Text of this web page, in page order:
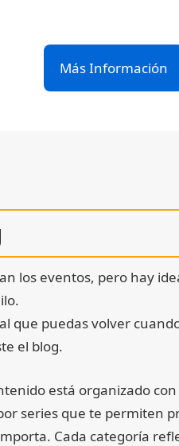
Más Información
los eventos, pero hay
que puedas volver
el blog.
está organizado
series que te permiten
Cada categoría